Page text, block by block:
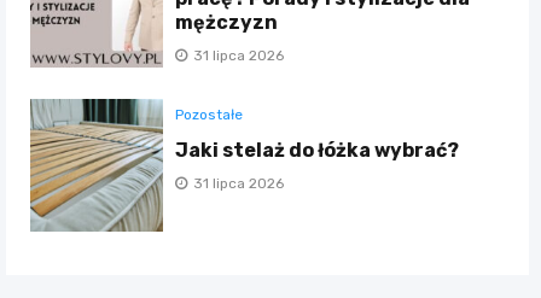
mężczyzn
31 lipca 2026
Pozostałe
Jaki stelaż do łóżka wybrać?
31 lipca 2026